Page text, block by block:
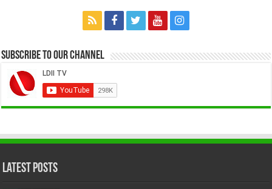
Subscribe to our Channel
Latest Posts